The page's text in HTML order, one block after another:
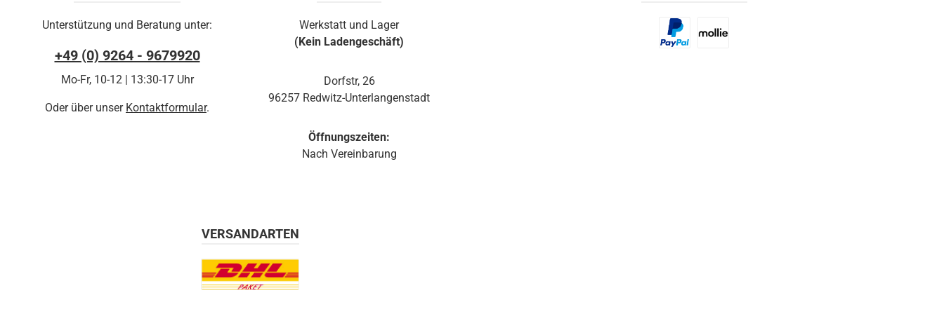
Ausrichtung des Monitors. Ein Wandhalter ist in der
JBL Control 1 Pro-WH integriert. Der Halter ist mit
Wandplatte des Halters eingebaut ist. Somit lässt
sich die JBL Control 1 Pro auch ohne optionale
Unterstützung und Beratung unter:
+49 (0) 9264 - 9679920
Mo-Fr, 10-12 | 13:30-17 Uhr
Oder über unser Kontaktformular.
Werkstatt und Lager
(Kein Ladengeschäft)
Dorfstr, 26
96257 Redwitz-Unterlangenstadt
Öffnungszeiten:
Nach Vereinbarung
VERSANDARTEN